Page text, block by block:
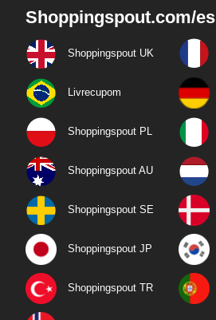
Shoppingspout.com/es
Shoppingspout UK
Livrecupom
Shoppingspout PL
Shoppingspout AU
Shoppingspout SE
Shoppingspout JP
Shoppingspout TR